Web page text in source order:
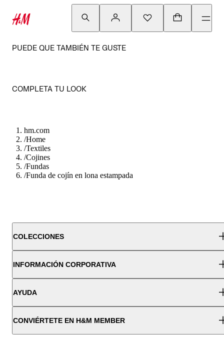
PUEDE QUE TAMBIÉN TE GUSTE
COMPLETA TU LOOK
hm.com
/Home
/Textiles
/Cojines
/Fundas
/Funda de cojín en lona estampada
COLECCIONES
INFORMACIÓN CORPORATIVA
AYUDA
CONVIÉRTETE EN H&M MEMBER